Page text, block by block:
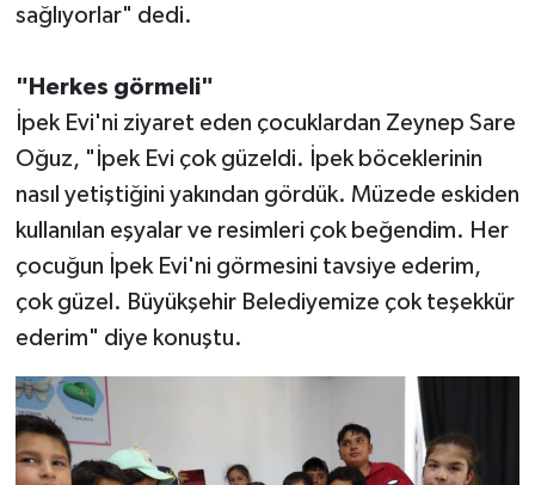
sağlıyorlar" dedi.
"Herkes görmeli"
İpek Evi'ni ziyaret eden çocuklardan Zeynep Sare
Oğuz, "İpek Evi çok güzeldi. İpek böceklerinin
nasıl yetiştiğini yakından gördük. Müzede eskiden
kullanılan eşyalar ve resimleri çok beğendim. Her
çocuğun İpek Evi'ni görmesini tavsiye ederim,
çok güzel. Büyükşehir Belediyemize çok teşekkür
ederim" diye konuştu.